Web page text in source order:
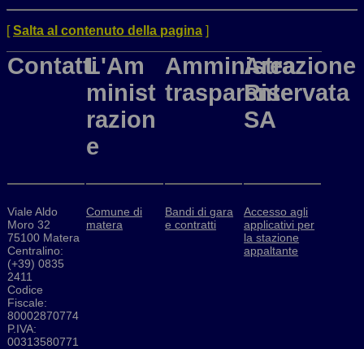
[Salta al contenuto della pagina ]
ContattiL'Am
minist
razion
e
Amministrazione
trasparente
Area
Riservata
SA
Viale Aldo
Moro 32
75100 Matera
Centralino:
(+39) 0835
2411
Codice
Fiscale:
80002870774
P.IVA:
00313580771
Comune di
matera
Bandi di gara
e contratti
Accesso agli
applicativi per
la stazione
appaltante